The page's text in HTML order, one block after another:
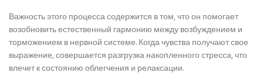
Важность этого процесса содержится в том, что он помогает
возобновить естественный гармонию между возбуждением и
торможением в нервной системе. Когда чувства получают свое
выражение, совершается разгрузка накопленного стресса, что
влечет к состоянию облегчения и релаксации.